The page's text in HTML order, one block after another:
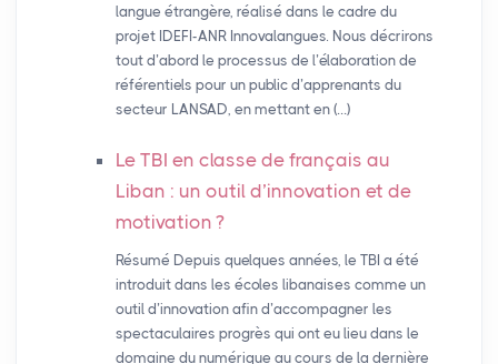
langue étrangère, réalisé dans le cadre du
projet IDEFI-ANR Innovalangues. Nous décrirons
tout d’abord le processus de l’élaboration de
référentiels pour un public d’apprenants du
secteur LANSAD, en mettant en (…)
Le TBI en classe de français au
Liban : un outil d’innovation et de
motivation ?
Résumé Depuis quelques années, le TBI a été
introduit dans les écoles libanaises comme un
outil d’innovation afin d’accompagner les
spectaculaires progrès qui ont eu lieu dans le
domaine du numérique au cours de la dernière